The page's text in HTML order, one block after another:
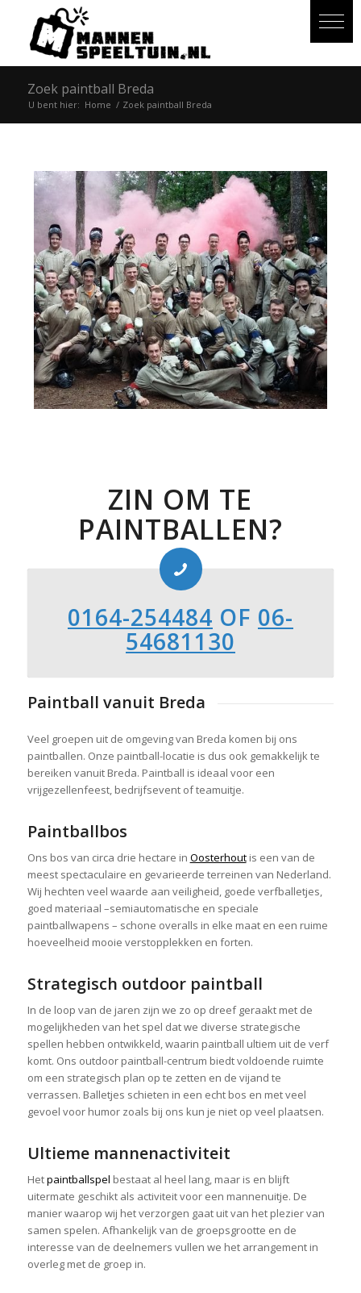
Zoek paintball Breda
U bent hier: Home / Zoek paintball Breda
ZIN OM TE
PAINTBALLEN?
0164-254484 OF 06-
54681130
Paintball vanuit Breda
Veel groepen uit de omgeving van Breda komen bij ons
paintballen. Onze paintball-locatie is dus ook gemakkelijk te
bereiken vanuit Breda. Paintball is ideaal voor een
vrijgezellenfeest, bedrijfsevent of teamuitje.
Paintballbos
Ons bos van circa drie hectare in Oosterhoutis een van de
meest spectaculaire en gevarieerde terreinen van Nederland.
Wij hechten veel waarde aan veiligheid, goede verfballetjes,
goed materiaal –semiautomatische en speciale
paintballwapens – schone overalls in elke maat en een ruime
hoeveelheid mooie verstopplekken en forten.
Strategisch outdoor paintball
In de loop van de jaren zijn we zo op dreef geraakt met de
mogelijkheden van het spel dat we diverse strategische
spellen hebben ontwikkeld, waarin paintball ultiem uit de verf
komt. Ons outdoor paintball-centrum biedt voldoende ruimte
om een strategisch plan op te zetten en de vijand te
verrassen. Balletjes schieten in een echt bos en met veel
gevoel voor humor zoals bij ons kun je niet op veel plaatsen.
Ultieme mannenactiviteit
Hetpaintballspel bestaat al heel lang, maar is en blijft
uitermate geschikt als activiteit voor een mannenuitje. De
manier waarop wij het verzorgen gaat uit van het plezier van
samen spelen. Afhankelijk van de groepsgrootte en de
interesse van de deelnemers vullen we het arrangement in
overleg met de groep in.